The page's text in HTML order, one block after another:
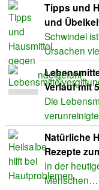
Tipps und
und
Schwindel
Ursachen
Verlauf mit
Die
Natürliche
Rezepte
In der
Menschen…